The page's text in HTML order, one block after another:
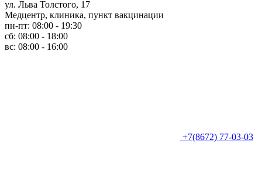
ул. Льва Толстого, 17
Медцентр, клиника, пункт вакцинации
пн-пт: 08:00 - 19:30
сб: 08:00 - 18:00
вс: 08:00 - 16:00
+7(8672) 77-03-03